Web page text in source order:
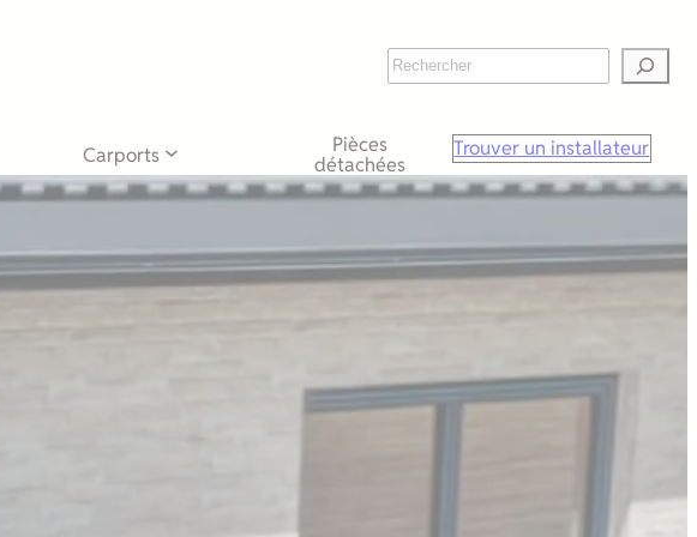
Rechercher
Carports
Pièces
détachées
Trouver un installateur